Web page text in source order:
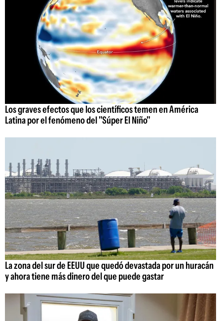
Los graves efectos que los científicos temen en América
Latina por el fenómeno del "Súper El Niño"
La zona del sur de EEUU que quedó devastada por un huracán
y ahora tiene más dinero del que puede gastar